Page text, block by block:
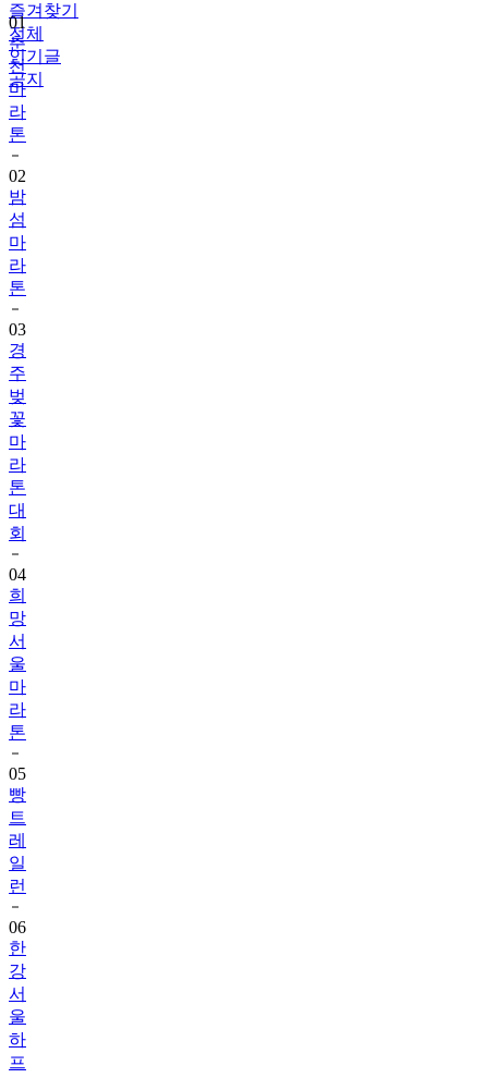
즐겨찾기
전체
인기글
공지
01
춘
천
마
라
톤
02
밤
섬
마
라
톤
03
경
주
벚
꽃
마
라
톤
대
회
04
희
망
서
울
마
라
톤
05
빵
트
레
일
런
06
한
강
서
울
하
프